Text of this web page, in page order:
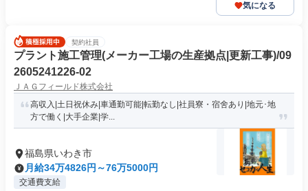
気になる
契約社員
プラント施工管理(メーカー工場の生産拠点|更新工事)/09
2605241226-02
ＪＡＧフィールド株式会社
高収入|土日祝休み|車通勤可能|転勤なし|社員寮・宿舍あり|地元･地
方で働く|大手企業|学...
福島県いわき市
月給34万4826円～76万5000円
交通費支給